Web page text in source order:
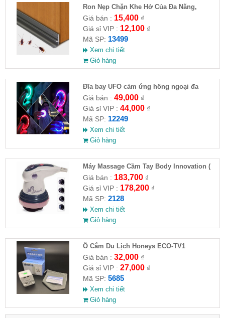
Ron Nẹp Chặn Khe Hở Của Đa Năng,
Chống Côn Trùng( HĐ )
Giá bán : 15,400₫
Giá sỉ VIP : 12,100₫
Mã SP: 13499
Xem chi tiết
Giỏ hàng
Đĩa bay UFO cảm ứng hồng ngoại đa
chiều tự động bay về
Giá bán : 49,000₫
Giá sỉ VIP : 44,000₫
Mã SP: 12249
Xem chi tiết
Giỏ hàng
Máy Massage Cầm Tay Body Innovation (
HĐ )
Giá bán : 183,700₫
Giá sỉ VIP : 178,200₫
Mã SP: 2128
Xem chi tiết
Giỏ hàng
Ổ Cắm Du Lịch Honeys ECO-TV1
Giá bán : 32,000₫
Giá sỉ VIP : 27,000₫
Mã SP: 5685
Xem chi tiết
Giỏ hàng